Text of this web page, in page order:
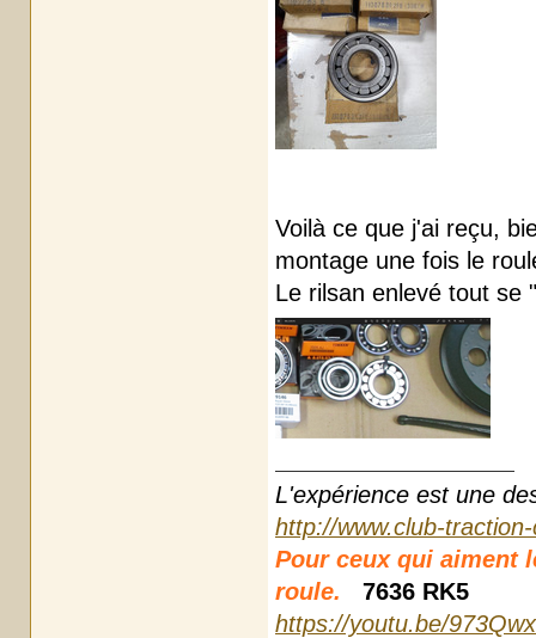
Voilà ce que j'ai reçu,
montage une fois le
Le rilsan enlevé tout se
L'expérience est une
http://www.club-
Pour ceux qui aiment
roule.
7636 RK5
https://youtu.be/